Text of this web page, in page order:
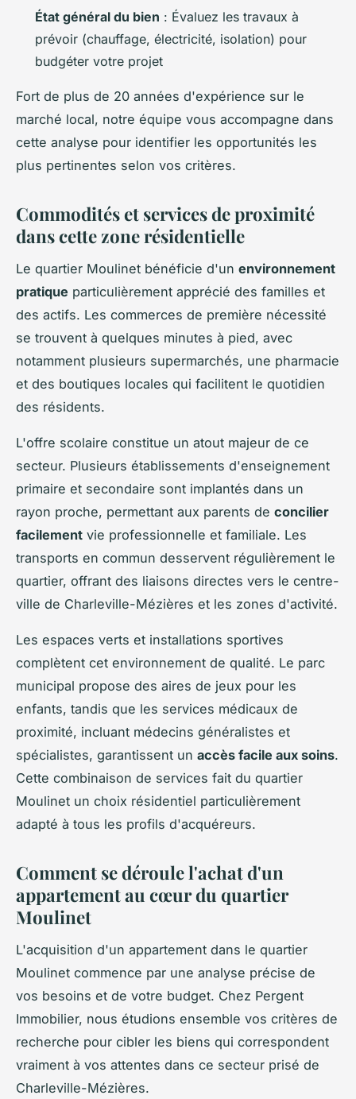
État général du bien : Évaluez les travaux à
prévoir (chauffage, électricité, isolation) pour
budgéter votre projet
Fort de plus de 20 années d'expérience sur le
marché local, notre équipe vous accompagne dans
cette analyse pour identifier les opportunités les
plus pertinentes selon vos critères.
Commodités et services de proximité
dans cette zone résidentielle
Le quartier Moulinet bénéficie d'un environnement
pratique particulièrement apprécié des familles et
des actifs. Les commerces de première nécessité
se trouvent à quelques minutes à pied, avec
notamment plusieurs supermarchés, une pharmacie
et des boutiques locales qui facilitent le quotidien
des résidents.
L'offre scolaire constitue un atout majeur de ce
secteur. Plusieurs établissements d'enseignement
primaire et secondaire sont implantés dans un
rayon proche, permettant aux parents de concilier
facilement vie professionnelle et familiale. Les
transports en commun desservent régulièrement le
quartier, offrant des liaisons directes vers le centre-
ville de Charleville-Mézières et les zones d'activité.
Les espaces verts et installations sportives
complètent cet environnement de qualité. Le parc
municipal propose des aires de jeux pour les
enfants, tandis que les services médicaux de
proximité, incluant médecins généralistes et
spécialistes, garantissent un accès facile aux soins.
Cette combinaison de services fait du quartier
Moulinet un choix résidentiel particulièrement
adapté à tous les profils d'acquéreurs.
Comment se déroule l'achat d'un
appartement au cœur du quartier
Moulinet
L'acquisition d'un appartement dans le quartier
Moulinet commence par une analyse précise de
vos besoins et de votre budget. Chez Pergent
Immobilier, nous étudions ensemble vos critères de
recherche pour cibler les biens qui correspondent
vraiment à vos attentes dans ce secteur prisé de
Charleville-Mézières.